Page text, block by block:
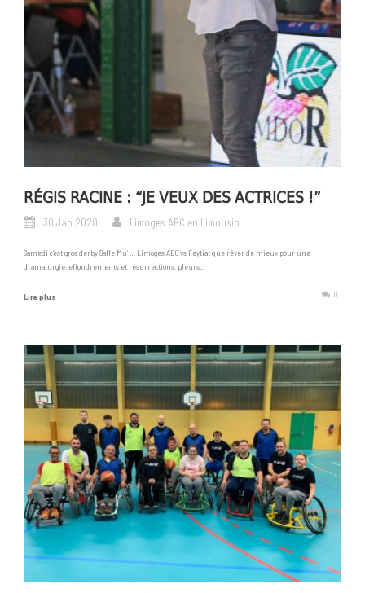
RÉGIS RACINE : “JE VEUX DES ACTRICES !”
30 Jan 2020 Limoges ABC en Limousin
Samedi c’est gros derby Salle Mu’ … Limoges ABC vs Feytiat que rêver de mieux pour une
dramaturgie, effondrements et résurrections, pleurs...
Lire plus 0